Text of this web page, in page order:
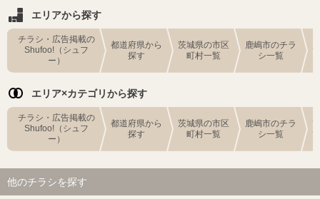
エリアから探す
チラシ・広告掲載の
Shufoo!（シュフ
ー）
都道府県から
探す
茨城県の市区
町村一覧
鹿嶋市のチラ
シ一覧
エリア×カテゴリから探す
チラシ・広告掲載の
Shufoo!（シュフ
ー）
都道府県から
探す
茨城県の市区
町村一覧
鹿嶋市のチラ
シ一覧
他のチラシを探す